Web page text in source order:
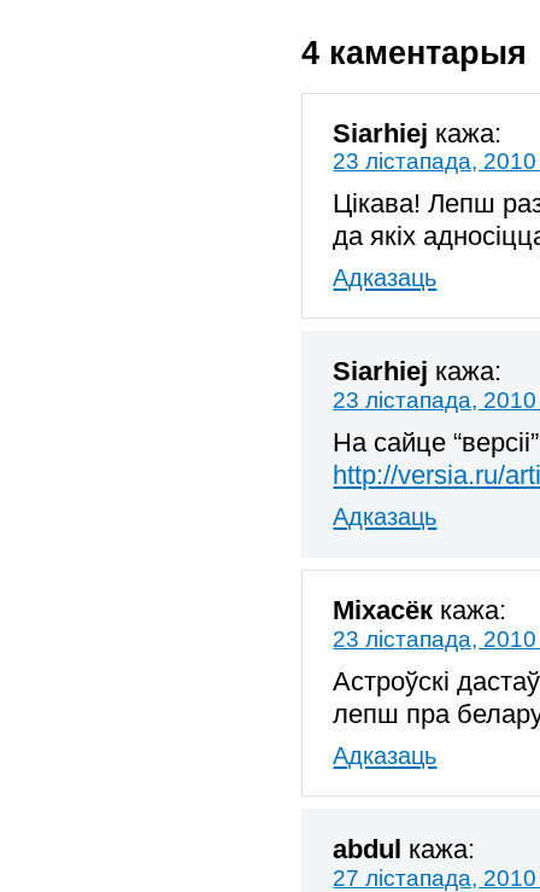
4 каментарыя
Siarhiej кажа:
23 лістапада,
Цікава! Лепш
да якіх
Адказаць
Siarhiej кажа:
23 лістапада,
На сайце
http://versia.ru/
Адказаць
Міхaсёк кажа:
23 лістапада,
Астроўскі
лепш пра
Адказаць
abdul кажа:
27 лістапада,